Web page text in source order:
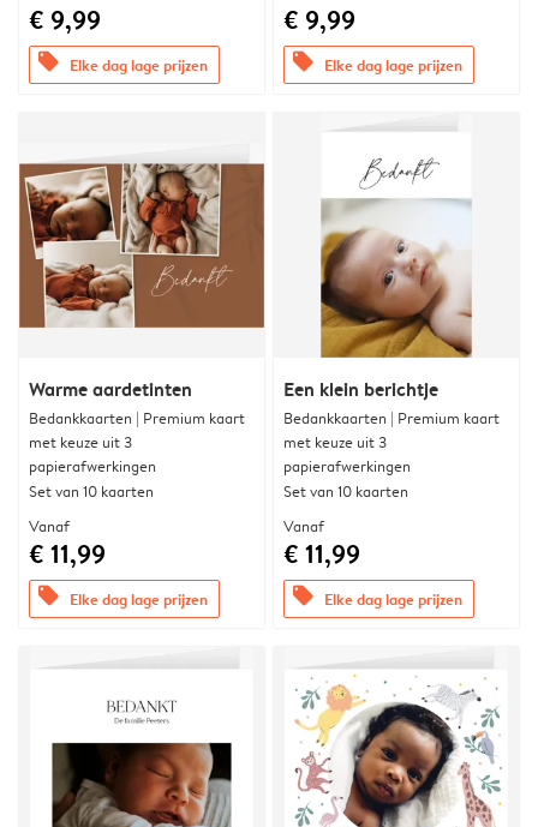
€ 9,99
offers Elke dag lage prijzen
€ 9,99
offers Elke dag lage prijzen
Warme aardetinten
Bedankkaarten | Premium kaart
met keuze uit 3
papierafwerkingen
Set van 10 kaarten
Vanaf
€ 11,99
offers Elke dag lage prijzen
Een klein berichtje
Bedankkaarten | Premium kaart
met keuze uit 3
papierafwerkingen
Set van 10 kaarten
Vanaf
€ 11,99
offers Elke dag lage prijzen